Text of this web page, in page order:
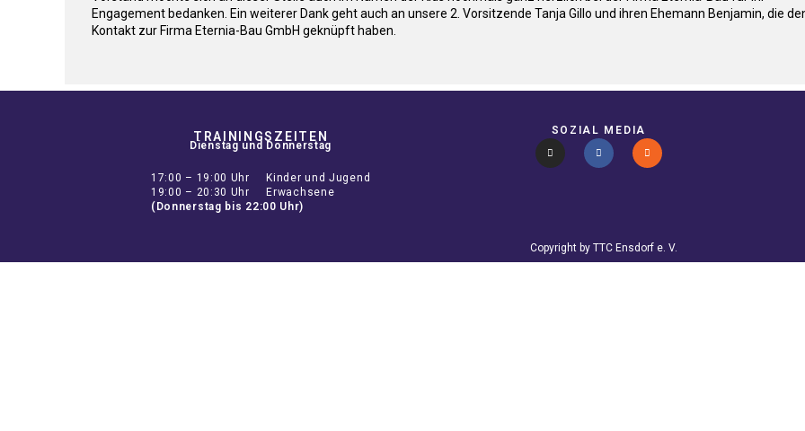
Engagement bedanken. Ein weiterer Dank geht auch an unsere 2. Vorsitzende Tanja Gillo und ihren Ehemann Benjamin, die
Kontakt zur Firma Eternia-Bau GmbH geknüpft haben.
TRAININGSZEITEN
Dienstag und Donnerstag
17:00 – 19:00 Uhr Kinder und Jugend
19:00 – 20:30 Uhr Erwachsene
(Donnerstag bis 22:00 Uhr)
SOZIAL MEDIA
Copyright by TTC Ensdorf e. V.